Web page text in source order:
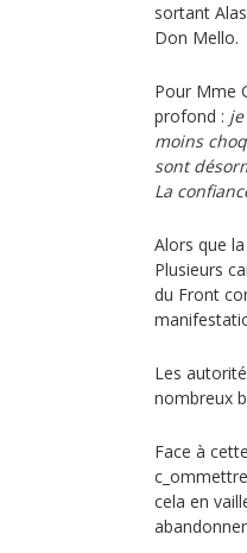
sortant
Don Mello.
Pour Mme
profond :
moins
sont
La
Alors que
Plusieurs
du Front
Les
nombreux
Face à
cela en